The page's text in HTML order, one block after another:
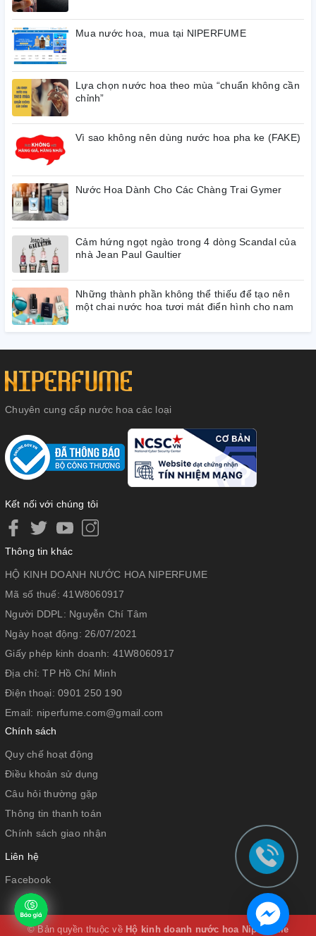
Mua nước hoa, mua tại NIPERFUME
Lựa chọn nước hoa theo mùa “chuẩn không cần
chỉnh”
Vì sao không nên dùng nước hoa pha ke (FAKE)
Nước Hoa Dành Cho Các Chàng Trai Gymer
Cảm hứng ngọt ngào trong 4 dòng Scandal của
nhà Jean Paul Gaultier
Những thành phần không thể thiếu để tạo nên
một chai nước hoa tươi mát điển hình cho nam
Chuyên cung cấp nước hoa các loại
Kết nối với chúng tôi
Thông tin khác
HỘ KINH DOANH NƯỚC HOA NIPERFUME
Mã số thuế: 41W8060917
Người DDPL: Nguyễn Chí Tâm
Ngày hoạt động: 26/07/2021
Giấy phép kinh doanh: 41W8060917
Địa chỉ:TP Hồ Chí Minh
Điện thoại: 0901 250 190
Email: niperfume.com@gmail.com
Chính sách
Quy chế hoạt động
Điều khoản sử dụng
Câu hỏi thường gặp
Thông tin thanh toán
Chính sách giao nhận
Liên hệ
Facebook
© Bản quyền thuộc về Hộ kinh doanh nước hoa Niperfume